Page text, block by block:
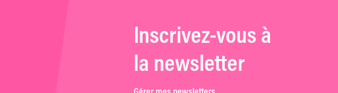
Inscrivez-vous à
la newsletter